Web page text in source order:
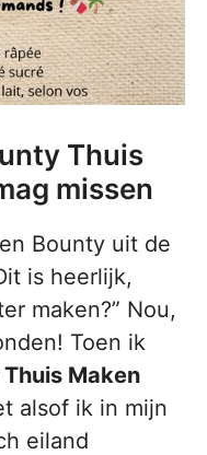
Thuis
missen
Bounty uit de
is heerlijk,
maken?” Nou,
Toen ik
Maken
alsof ik in mijn
eiland